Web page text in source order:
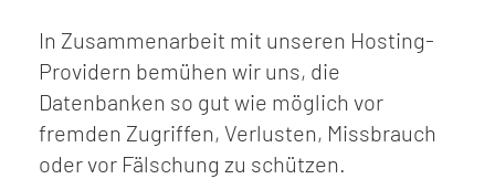
In Zusammenarbeit mit unseren Hosting-
Providern bemühen wir uns, die
Datenbanken so gut wie möglich vor
fremden Zugriffen, Verlusten, Missbrauch
oder vor Fälschung zu schützen.